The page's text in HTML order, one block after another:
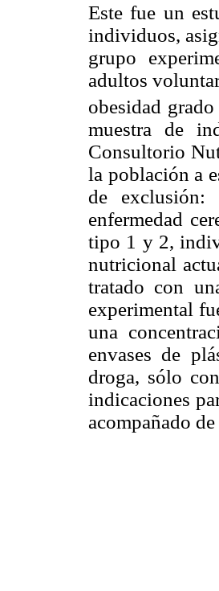
Este fue un
individuos,
grupo
adultos
obesidad
muestra de
Consultorio
la población a
de exclusión:
enfermedad
tipo 1 y 2,
nutricional
tratado con
experimental
una
envases de
droga, sólo
indicaciones
acompañado